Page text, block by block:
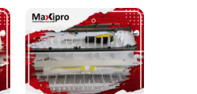
Rekomendasi mesin
laminating